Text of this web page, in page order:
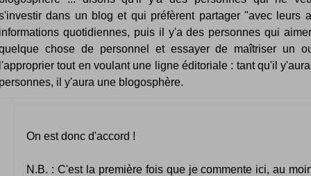
dans un blog et qui préfèrent partager "avec leurs
quotidiennes, puis il y'a des personnes qui
chose de personnel et essayer de maîtriser un
tout en voulant une ligne éditoriale : tant qu'il
il y'aura une blogosphère.
On est donc d'accord !
N.B. : C'est la première fois que je commente ici, au